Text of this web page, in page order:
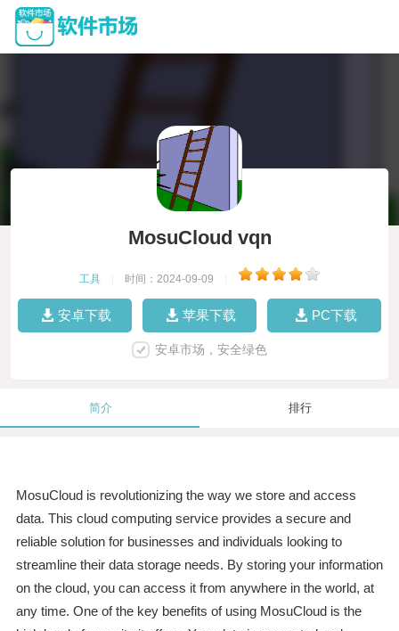
MosuCloud vqn
工具 时间：2024-09-09
安卓下载 苹果下载 PC下载
安卓市场，安全绿色
简介 排行
MosuCloud is revolutionizing the way we store and access
data. This cloud computing service provides a secure and
reliable solution for businesses and individuals looking to
streamline their data storage needs. By storing your information
on the cloud, you can access it from anywhere in the world, at
any time. One of the key benefits of using MosuCloud is the